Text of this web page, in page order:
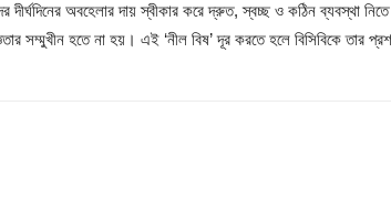
দীর্ঘদিনের অবহেলার দায় স্বীকার করে দ্রুত, স্বচ্ছ ও কঠিন ব্যবস্থা
সম্মুখীন হতে না হয়। এই ‘নীল বিষ’ দূর করতে হলে বিসিবিকে তার